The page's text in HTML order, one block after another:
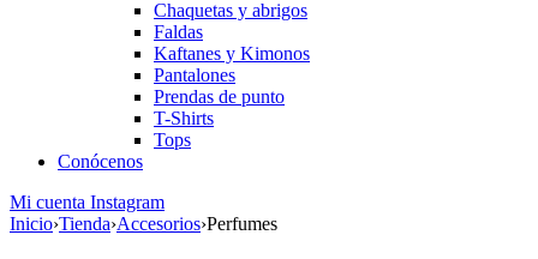
Chaquetas y abrigos
Faldas
Kaftanes y Kimonos
Pantalones
Prendas de punto
T-Shirts
Tops
Conócenos
Mi cuenta Instagram
Inicio›Tienda›Accesorios›Perfumes